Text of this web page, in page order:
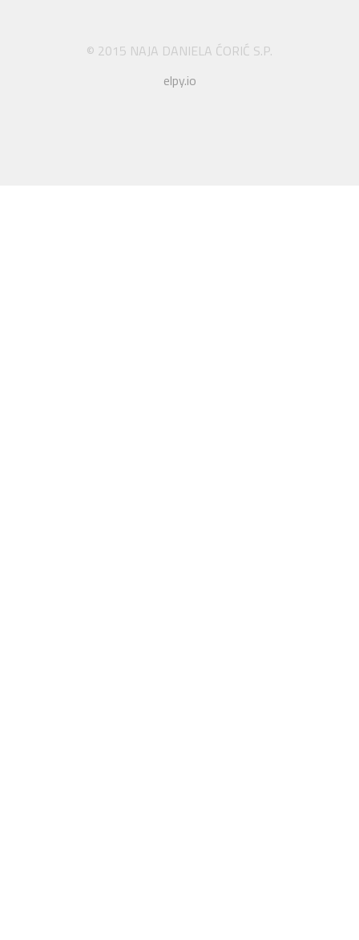
© 2015 NAJA DANIELA ĆORIĆ S.P.
elpy.io